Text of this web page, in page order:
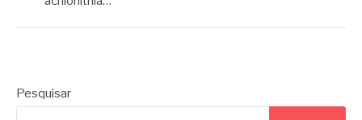
Pesquisar